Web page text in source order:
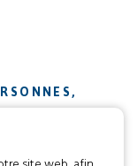
QUI ONT